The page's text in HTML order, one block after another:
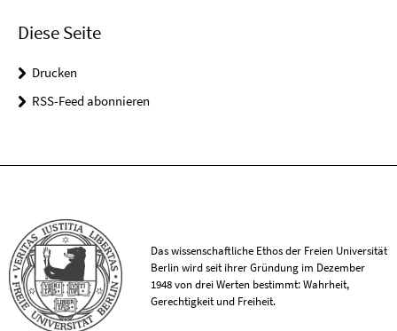
Diese Seite
Drucken
RSS-Feed abonnieren
Das wissenschaftliche Ethos der Freien Universität
Berlin wird seit ihrer Gründung im Dezember
1948 von drei Werten bestimmt: Wahrheit,
Gerechtigkeit und Freiheit.